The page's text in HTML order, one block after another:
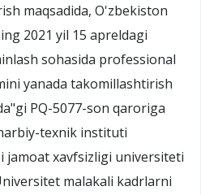
maqsadida, O'zbekiston
2021 yil 15 apreldagi
sohasida professional
yanada takomillashtirish
PQ-5077-son qaroriga
texnik instituti
jamoat xavfsizligi universiteti
malakali kadrlarni